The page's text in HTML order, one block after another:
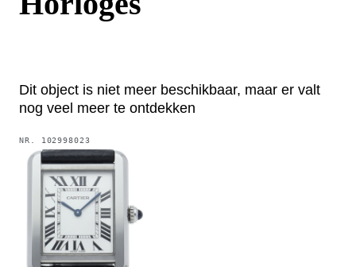
Dit object is niet meer beschikbaar, maar er valt
nog veel meer te ontdekken
NR. 102998023